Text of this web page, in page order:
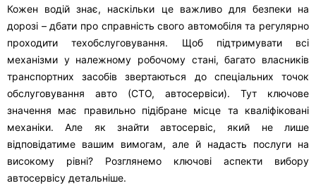
Кожен водій знає, наскільки це важливо для безпеки на
дорозі – дбати про справність свого автомобіля та регулярно
проходити техобслуговування. Щоб підтримувати всі
механізми у належному робочому стані, багато власників
транспортних засобів звертаються до спеціальних точок
обслуговування авто (СТО, автосервіси). Тут ключове
значення має правильно підібране місце та кваліфіковані
механіки. Але як знайти автосервіс, який не лише
відповідатиме вашим вимогам, але й надасть послуги на
високому рівні? Розглянемо ключові аспекти вибору
автосервісу детальніше.